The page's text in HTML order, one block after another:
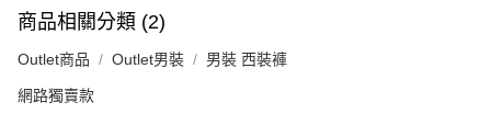
商品相關分類 (2)
Outlet商品 Outlet男裝 男裝 西裝褲
網路獨賣款